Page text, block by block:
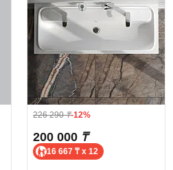
226 290₸-12%
200 000 ₸
16 667 ₸ x 12